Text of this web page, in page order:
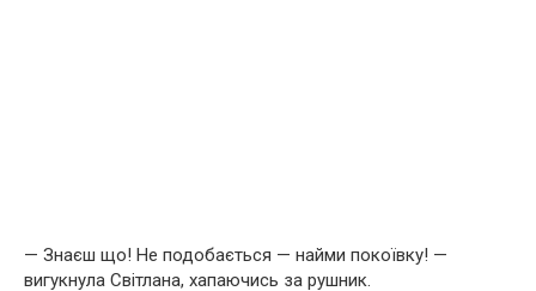
— Знаєш що! Не подобається — найми покоївку! —
вигукнула Світлана, хапаючись за рушник.